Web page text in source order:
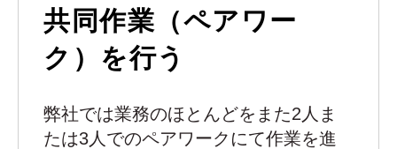
共同作業（ペアワー
ク）を行う
弊社では業務のほとんどをまた2人ま
たは3人でのペアワークにて作業を進